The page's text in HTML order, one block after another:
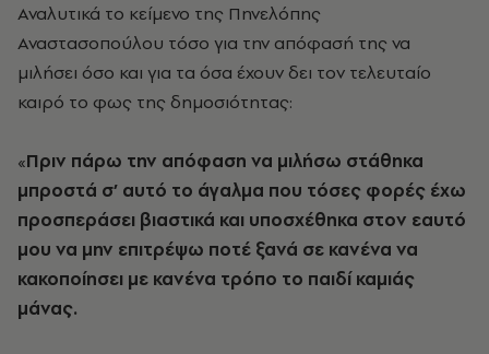
Αναλυτικά το κείμενο της Πηνελόπης
Αναστασοπούλου τόσο για την απόφασή της να
μιλήσει όσο και για τα όσα έχουν δει τον τελευταίο
καιρό το φως της δημοσιότητας:
«Πριν πάρω την απόφαση να μιλήσω στάθηκα
μπροστά σ’ αυτό το άγαλμα που τόσες φορές έχω
προσπεράσει βιαστικά και υποσχέθηκα στον εαυτό
μου να μην επιτρέψω ποτέ ξανά σε κανένα να
κακοποίησει με κανένα τρόπο το παιδί καμιάς
μάνας.